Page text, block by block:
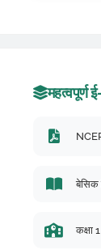
महत्वपूर्ण
बेसिक
कक्षा